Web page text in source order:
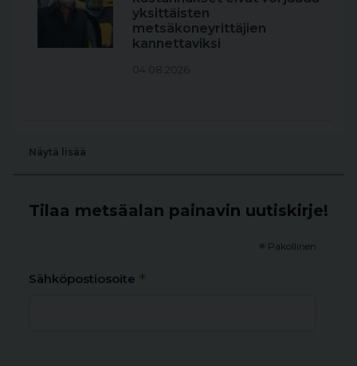
yksittäisten
metsäkoneyrittäjien
kannettaviksi
04.08.2026
Näytä lisää
Tilaa metsäalan painavin uutiskirje!
* Pakollinen
Sähköpostiosoite *